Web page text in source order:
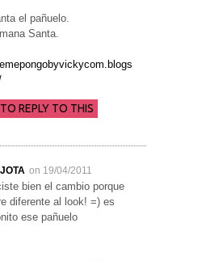
el pañuelo.
Santa.
REPLY TO THIS
on 19/04/2011
bien el cambio porque
diferente al look! =) es
ese pañuelo